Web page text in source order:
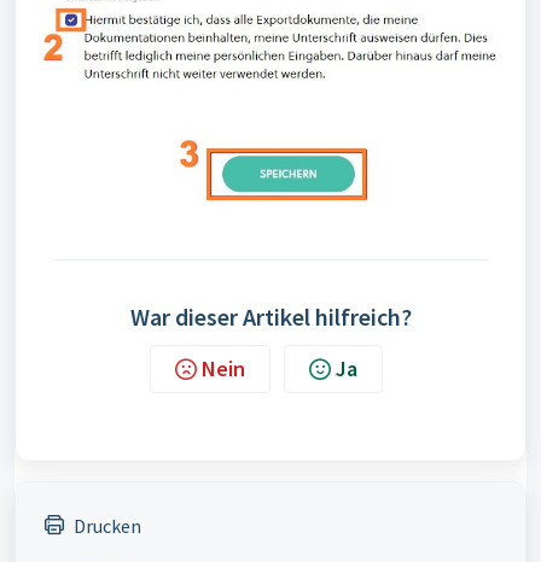
War dieser Artikel hilfreich?
Nein Ja
Drucken